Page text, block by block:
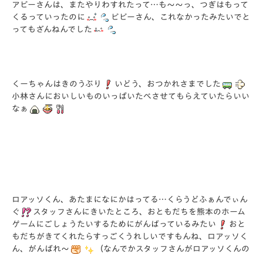
アビーさんは、またやりわすれたって…も～～っ、つぎはもって
くるっていったのに
ビビーさん、これなかったみたいでと
ってもざんねんでした
くーちゃんはきのうぶり
いどう、おつかれさまでした
小林さんにおいしいものいっぱいたべさせてもらえていたらいい
なぁ
ロアッソくん、あたまになにかはってる…くらうどふぁんでぃん
ぐ
スタッフさんにきいたところ、おともだちを熊本のホーム
ゲームにごしょうたいするためにがんばっているみたい
おと
もだちがきてくれたらすっごくうれしいですもんね、ロアッソく
ん、がんばれ～
（なんでかスタッフさんがロアッソくんの